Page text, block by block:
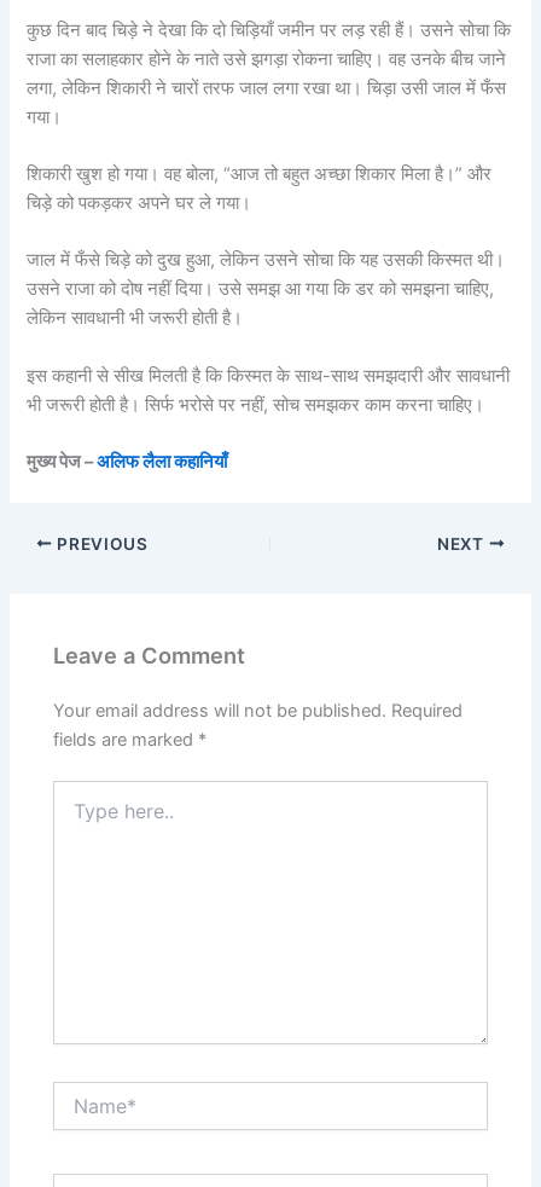
कुछ दिन बाद चिड़े ने देखा कि दो चिड़ियाँ जमीन पर लड़ रही हैं। उसने सोचा कि
राजा का सलाहकार होने के नाते उसे झगड़ा रोकना चाहिए। वह उनके बीच जाने
लगा, लेकिन शिकारी ने चारों तरफ जाल लगा रखा था। चिड़ा उसी जाल में फँस
गया।
शिकारी खुश हो गया। वह बोला, “आज तो बहुत अच्छा शिकार मिला है।” और
चिड़े को पकड़कर अपने घर ले गया।
जाल में फँसे चिड़े को दुख हुआ, लेकिन उसने सोचा कि यह उसकी किस्मत थी।
उसने राजा को दोष नहीं दिया। उसे समझ आ गया कि डर को समझना चाहिए,
लेकिन सावधानी भी जरूरी होती है।
इस कहानी से सीख मिलती है कि किस्मत के साथ-साथ समझदारी और सावधानी
भी जरूरी होती है। सिर्फ भरोसे पर नहीं, सोच समझकर काम करना चाहिए।
मुख्य पेज –अलिफ लैला कहानियाँ
PREVIOUS NEXT
Leave a Comment
Your email address will not be published. Required
fields are marked *
here..